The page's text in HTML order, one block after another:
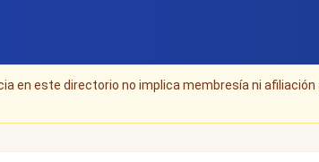
en este directorio no implica membresía ni afiliación